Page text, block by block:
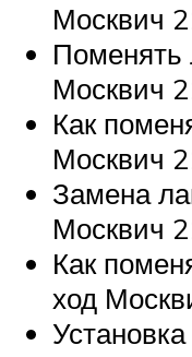
Москвич
Поменять
Москвич
Как
Москвич
Замена
Москвич
Как
ход